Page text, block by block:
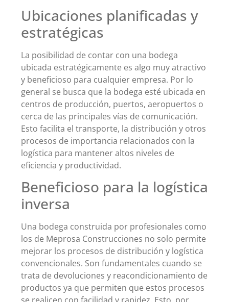
Ubicaciones planificadas y
estratégicas
La posibilidad de contar con una bodega
ubicada estratégicamente es algo muy atractivo
y beneficioso para cualquier empresa. Por lo
general se busca que la bodega esté ubicada en
centros de producción, puertos, aeropuertos o
cerca de las principales vías de comunicación.
Esto facilita el transporte, la distribución y otros
procesos de importancia relacionados con la
logística para mantener altos niveles de
eficiencia y productividad.
Beneficioso para la logística
inversa
Una bodega construida por profesionales como
los de Meprosa Construcciones no solo permite
mejorar los procesos de distribución y logística
convencionales. Son fundamentales cuando se
trata de devoluciones y reacondicionamiento de
productos ya que permiten que estos procesos